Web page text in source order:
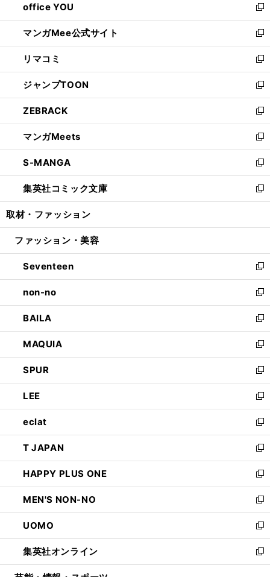
く
で
開
く
ィ
ン
ド
ウ
で
開
く
い
ウ
ィ
ン
ド
ウ
で
開
く
office YOU
新
し
い
ウ
ィ
ン
ド
ウ
で
開
く
マンガMee公式サイト
新
し
い
ウ
ィ
ン
ド
ウ
で
開
く
リマコミ
新
し
い
ウ
ィ
ン
ド
ウ
で
開
く
ジャンプTOON
新
し
い
ウ
ィ
ン
ド
ウ
で
開
ZEBRACK
新
し
い
ウ
ィ
ン
ド
ウ
開
マンガMeets
新
し
い
ウ
ィ
ン
ウ
開
く
S-MANGA
新
し
い
ウ
ン
ウ
で
開
く
集英社コミック文庫
新
し
ウ
ン
ド
ウ
で
開
く
取材・ファッション
ファッション・美容
Seventeen
新
し
い
ウ
ィ
ン
ド
ウ
で
開
く
non-no
新
し
い
ウ
ィ
ン
ド
ウ
で
開
く
BAILA
新
し
い
ウ
ィ
ン
ド
ウ
で
開
く
MAQUIA
新
し
い
ウ
ィ
ン
ド
ウ
で
開
く
SPUR
新
し
い
ウ
ィ
ン
ド
ウ
で
開
く
LEE
新
し
い
ウ
ィ
ン
ド
ウ
で
開
く
eclat
新
し
い
ウ
ィ
ン
ド
ウ
で
開
く
T JAPAN
新
し
い
ウ
ィ
ン
ド
ウ
で
開
HAPPY PLUS ONE
新
し
い
ウ
ィ
ン
ド
ウ
MEN'S NON-NO
新
し
い
ウ
ィ
ン
UOMO
新
し
い
ウ
集英社オンライン
新
し